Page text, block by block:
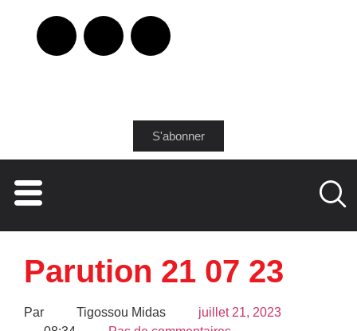
S'abonner
Parution 21 07 23
Par Tigossou Midas
juillet 21, 2023